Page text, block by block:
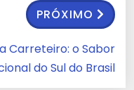
PRÓXIMO
Carreteiro: o Sabor
do Sul do Brasil